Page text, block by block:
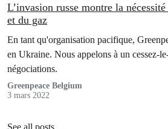
L’invasion russe montre la
et du gaz
En tant qu'organisation pacifique,
en Ukraine. Nous appelons à un cessez-
négociations.
Greenpeace Belgium
3 mars 2022
See all posts